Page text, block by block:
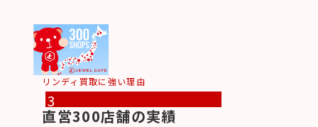
リンディ買取に強い理由
3
直営300店舗の実績